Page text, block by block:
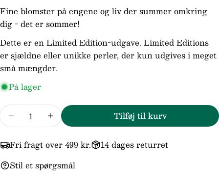
Fine blomster på engene og liv der summer omkring
dig - det er sommer!
Dette er en Limited Edition-udgave. Limited Editions
er sjældne eller unikke perler, der kun udgives i meget
små mængder.
På lager
Reducer mængden for Trollbeads/
Forøg mængden for Trollbeads/
Tilføj til kurv
Fri fragt over 499 kr.
14 dages returret
Stil et spørgsmål
Din
email
Din
telefon
Din
besked
Felterne markeret med * er obligatoriske.